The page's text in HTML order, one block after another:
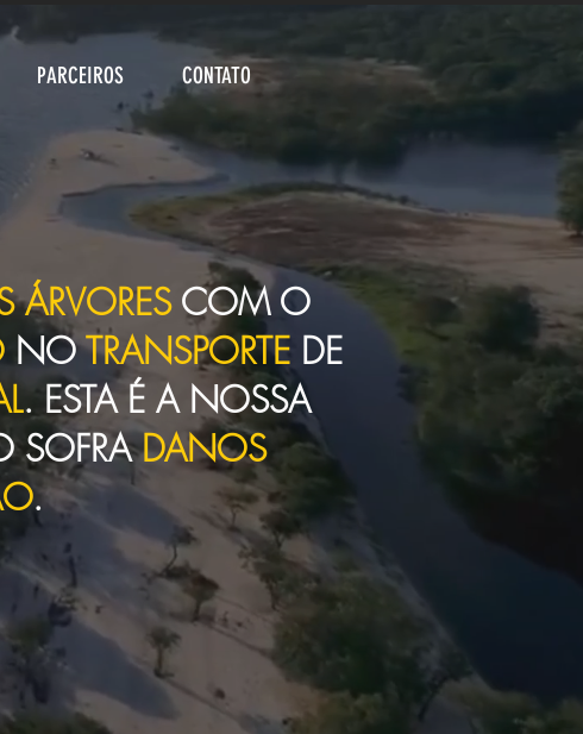
PARCEIROS CONTATO
ÁRVORESCOM O
NOTRANSPORTEDE
. ESTA É A NOSSA
SOFRADANOS
.